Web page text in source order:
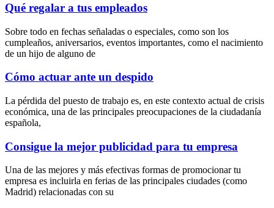
Qué regalar a tus empleados
Sobre todo en fechas señaladas o especiales, como son los
cumpleaños, aniversarios, eventos importantes, como el nacimiento
de un hijo de alguno de
Cómo actuar ante un despido
La pérdida del puesto de trabajo es, en este contexto actual de crisis
económica, una de las principales preocupaciones de la ciudadanía
española,
Consigue la mejor publicidad para tu empresa
Una de las mejores y más efectivas formas de promocionar tu
empresa es incluirla en ferias de las principales ciudades (como
Madrid) relacionadas con su